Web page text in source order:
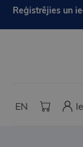
Reģistrējies un
EN